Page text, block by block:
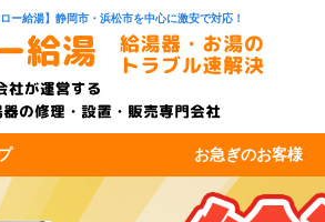
ー給湯】静岡市・浜松市を中心に激安で対応！
お急ぎのお客様